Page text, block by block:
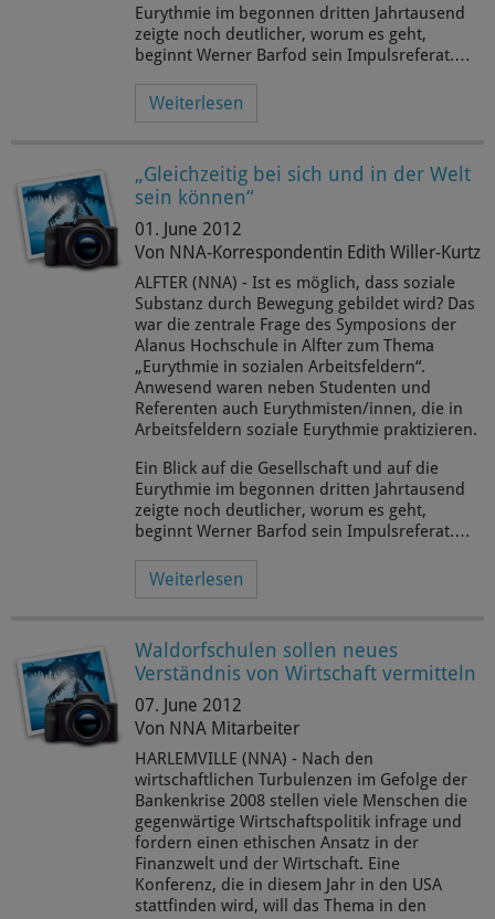
Eurythmie im begonnen dritten Jahrtausend
zeigte noch deutlicher, worum es geht,
beginnt Werner Barfod sein Impulsreferat.…
Weiterlesen
„Gleichzeitig bei sich und in der Welt
sein können“
01. June 2012
Von NNA-Korrespondentin Edith Willer-Kurtz
ALFTER (NNA) - Ist es möglich, dass soziale
Substanz durch Bewegung gebildet wird? Das
war die zentrale Frage des Symposions der
Alanus Hochschule in Alfter zum Thema
„Eurythmie in sozialen Arbeitsfeldern“.
Anwesend waren neben Studenten und
Referenten auch Eurythmisten/innen, die in
Arbeitsfeldern soziale Eurythmie praktizieren.
Ein Blick auf die Gesellschaft und auf die
Eurythmie im begonnen dritten Jahrtausend
zeigte noch deutlicher, worum es geht,
beginnt Werner Barfod sein Impulsreferat.…
Weiterlesen
Waldorfschulen sollen neues
Verständnis von Wirtschaft vermitteln
07. June 2012
Von NNA Mitarbeiter
HARLEMVILLE (NNA) - Nach den
wirtschaftlichen Turbulenzen im Gefolge der
Bankenkrise 2008 stellen viele Menschen die
gegenwärtige Wirtschaftspolitik infrage und
fordern einen ethischen Ansatz in der
Finanzwelt und der Wirtschaft. Eine
Konferenz, die in diesem Jahr in den USA
stattfinden wird, will das Thema in den